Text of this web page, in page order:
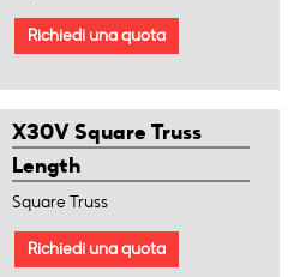
Richiedi una quota
X30V Square Truss
Length
Square Truss
Richiedi una quota